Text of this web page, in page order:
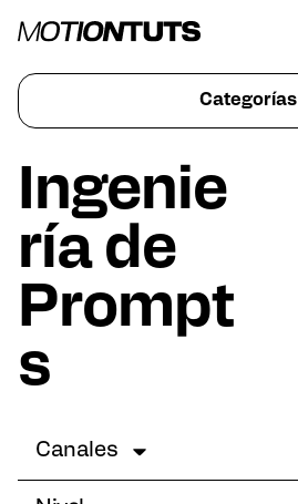
Categorías
Ingenie
ría de
Prompt
s
Canales